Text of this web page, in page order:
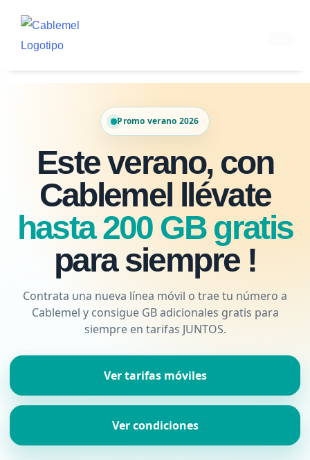
contenido
Promo verano 2026
Este verano, con
Cablemel llévate
hasta 200 GB gratis
para siempre !
Contrata una nueva línea móvil o trae tu número a
Cablemel y consigue GB adicionales gratis para
siempre en tarifas JUNTOS.
Ver tarifas móviles
Ver condiciones